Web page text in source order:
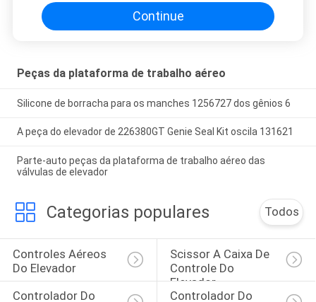
Continue
Peças da plataforma de trabalho aéreo
Silicone de borracha para os manches 1256727 dos gênios 6
A peça do elevador de 226380GT Genie Seal Kit oscila 131621
Parte-auto peças da plataforma de trabalho aéreo das
válvulas de elevador
Categorias populares Todos
Controles Aéreos
Do Elevador
Scissor A Caixa De
Controle Do
Elevador
Controlador Do
Controlador Do